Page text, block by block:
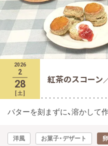
2026
2
28
土
紅茶のスコーン
バターを刻まずに、溶かして
洋風 お菓子・デザート 卵